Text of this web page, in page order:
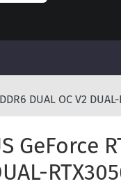
DUAL OC V2 DUAL-